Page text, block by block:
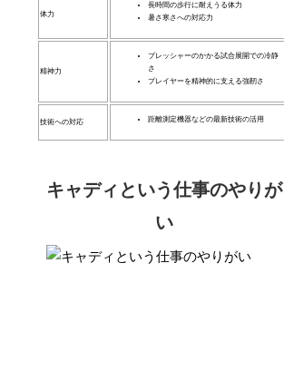
体力
長時間の歩行に耐えうる体力
暑さ寒さへの対応力
精神力
プレッシャーのかかる試合展開での冷静
さ
プレイヤーを精神的に支える強靭さ
技術への対応 距離測定機器などの最新技術の活用
キャディという仕事のやりが
い